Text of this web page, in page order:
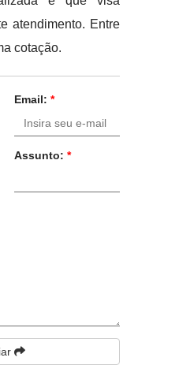
atendimento. Entre
cotação.
Email: *
Assunto: *